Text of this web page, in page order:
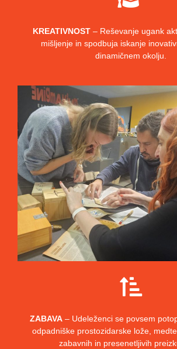
KREATIVNOST – Reševanje ugank
mišljenje in spodbuja iskanje
dinamičnem okolju.
ZABAVA– Udeleženci se povsem
odpadniške prostozidarske lože,
zabavnih in presenetljivih